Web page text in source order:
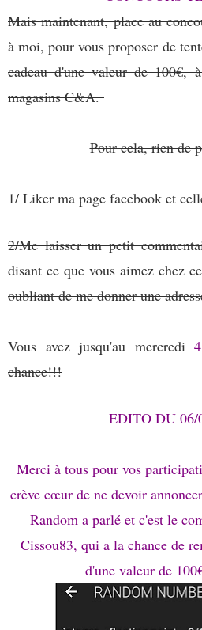
Mais maintenant, place au
à moi, pour vous proposer de
cadeau d'une valeur de 100€,
magasins C&A.
Pour cela, rien de
1/ Liker ma page facebook et
2/Me laisser un petit
disant ce que vous aimez chez
oubliant de me donner une
Vous avez jusqu'au mercredi
chance!!!
EDITO DU 06/
Merci à tous pour vos
crève cœur de ne devoir
Random a parlé et c'est le
Cissou83, qui a la chance de
d'une valeur de